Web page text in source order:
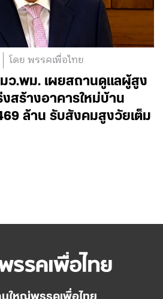
โดย พรรคเพื่อไทย
มว.พม. เผยสถานดูแลผู้สูง
สร้างอาคารใหม่บ้าน
ล้าน รับสังคมสูงวัยเต็ม